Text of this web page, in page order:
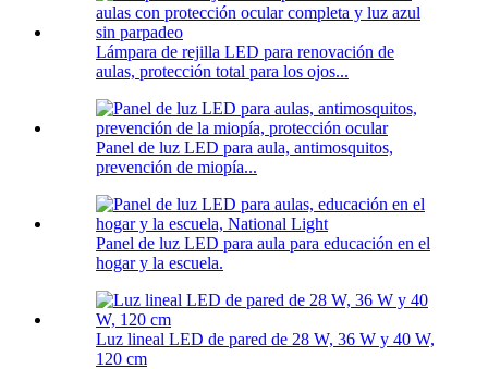
Lámpara de rejilla LED para renovación de
aulas, protección total para los ojos...
Panel de luz LED para aula, antimosquitos,
prevención de miopía...
Panel de luz LED para aula para educación en el
hogar y la escuela.
Luz lineal LED de pared de 28 W, 36 W y 40 W,
120 cm